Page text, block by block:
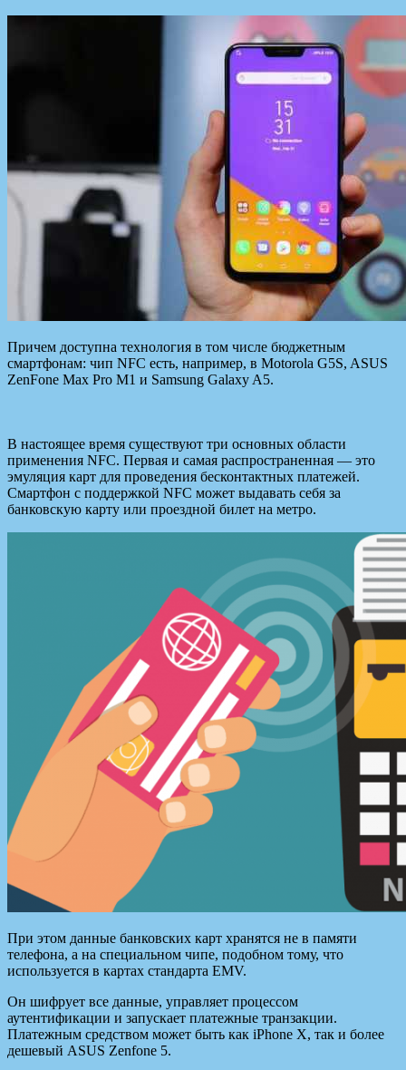
Причем доступна технология в том числе бюджетным
смартфонам: чип NFC есть, например, в Motorola G5S, ASUS
ZenFone Max Pro M1 и Samsung Galaxy A5.
В настоящее время существуют три основных области
применения NFC. Первая и самая распространенная — это
эмуляция карт для проведения бесконтактных платежей.
Смартфон с поддержкой NFC может выдавать себя за
банковскую карту или проездной билет на метро.
При этом данные банковских карт хранятся не в памяти
телефона, а на специальном чипе, подобном тому, что
используется в картах стандарта EMV.
Он шифрует все данные, управляет процессом
аутентификации и запускает платежные транзакции.
Платежным средством может быть как iPhone X, так и более
дешевый ASUS Zenfone 5.